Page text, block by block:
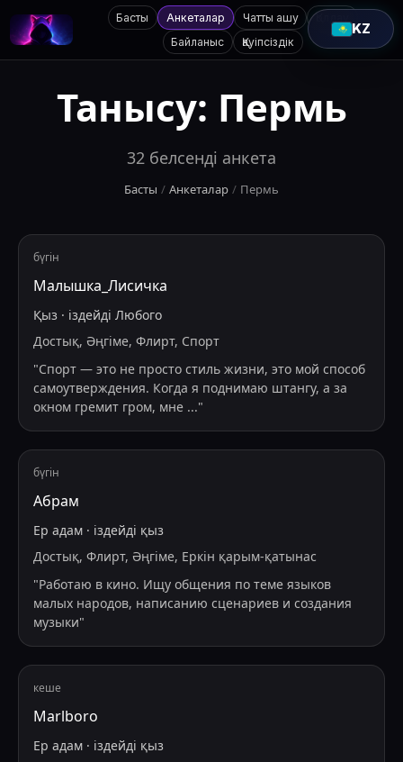
Басты Анкеталар Чатты ашу
Қолдау
Байланыс
Қауіпсіздік
KZ
Танысу: Пермь
32 белсенді анкета
Басты / Анкеталар / Пермь
бүгін
Малышка_Лисичка
Қыз · іздейді Любого
Достық, Әңгіме, Флирт, Спорт
"Спорт — это не просто стиль жизни, это мой способ
самоутверждения. Когда я поднимаю штангу, а за
окном гремит гром, мне ..."
бүгін
Абрам
Ер адам · іздейді қыз
Достық, Флирт, Әңгіме, Еркін қарым-қатынас
"Работаю в кино. Ищу общения по теме языков
малых народов, написанию сценариев и создания
музыки"
кеше
Marlboro
Ер адам · іздейді қыз